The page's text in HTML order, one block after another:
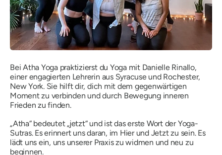
Bei Atha Yoga praktizierst du Yoga mit Danielle Rinallo,
einer engagierten Lehrerin aus Syracuse und Rochester,
New York. Sie hilft dir, dich mit dem gegenwärtigen
Moment zu verbinden und durch Bewegung inneren
Frieden zu finden.
„Atha“ bedeutet „jetzt“ und ist das erste Wort der Yoga-
Sutras. Es erinnert uns daran, im Hier und Jetzt zu sein. Es
lädt uns ein, uns unserer Praxis zu widmen und neu zu
beginnen.